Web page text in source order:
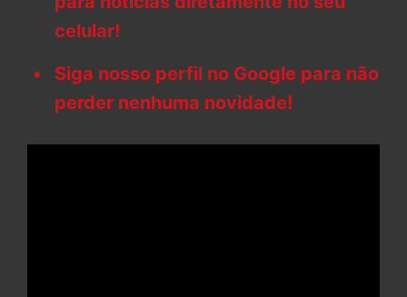
celular!
Siga nosso perfil no Google para não
perder nenhuma novidade!